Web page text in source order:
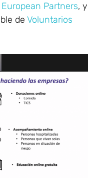
Partners, y
de Voluntarios